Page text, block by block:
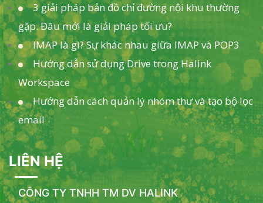
3 giải pháp bản đồ chỉ đường nội khu thường
gặp. Đâu mới là giải pháp tối ưu?
IMAP là gì? Sự khác nhau giữa IMAP và POP3
Hướng dẫn sử dụng Drive trong Halink
Workspace
Hướng dẫn cách quản lý nhóm thư và tạo bộ lọc
email
LIÊN HỆ
CÔNG TY TNHH TM DV HALINK